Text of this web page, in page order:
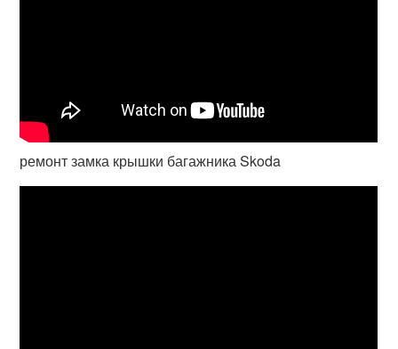
ремонт замка крышки багажника Skoda